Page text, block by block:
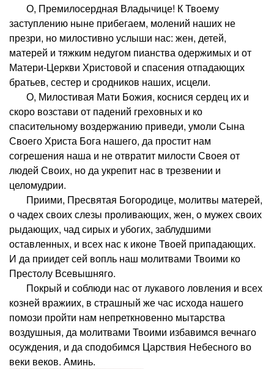
О, Премилосердная Владычице! К Твоему
заступлению ныне прибегаем, молений наших не
презри, но милостивно услыши нас: жен, детей,
матерей и тяжким недугом пианства одержимых и от
Матери-Церкви Христовой и спасения отпадающих
братьев, сестер и сродников наших, исцели.
О, Милостивая Мати Божия, коснися сердец их и
скоро возстави от падений греховных и ко
спасительному воздержанию приведи, умоли Сына
Своего Христа Бога нашего, да простит нам
согрешения наша и не отвратит милости Своея от
людей Своих, но да укрепит нас в трезвении и
целомудрии.
Приими, Пресвятая Богородице, молитвы матерей,
о чадех своих слезы проливающих, жен, о мужех своих
рыдающих, чад сирых и убогих, заблудшими
оставленных, и всех нас к иконе Твоей припадающих.
И да приидет сей вопль наш молитвами Твоими ко
Престолу Всевышняго.
Покрый и соблюди нас от лукавого ловления и всех
козней вражиих, в страшный же час исхода нашего
помози пройти нам непреткновенно мытарства
воздушныя, да молитвами Твоими избавимся вечнаго
осуждения, и да сподобимся Царствия Небесного во
веки веков. Аминь.